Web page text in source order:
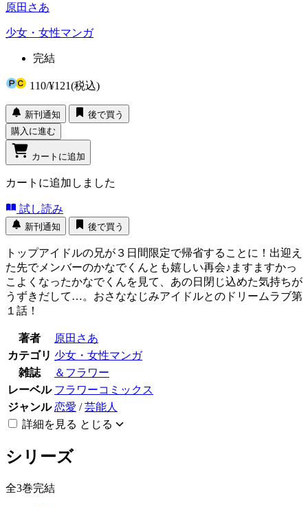
原田さあ
少女・女性マンガ
完結
110/¥121(税込)
新刊通知
後で買う
購入に進む
カートに追加
カートに追加しました
試し読み
新刊通知 後で買う
トップアイドルの兄が３日間限定で帰省することに！出迎え
た先でメンバーのかなでくんとも嬉しい再会♪ますますかっ
こよくなったかなでくんを見て、あの日閉じ込めた気持ちが
うずきだして…。おさななじみアイドルとのドリームラブ第
１話！
著者
原田さあ
カテゴリ 少女・女性マンガ
雑誌
＆フラワー
レーベル フラワーコミックス
ジャンル 恋愛 /芸能人
詳細を見る とじる
シリーズ
全3巻完結